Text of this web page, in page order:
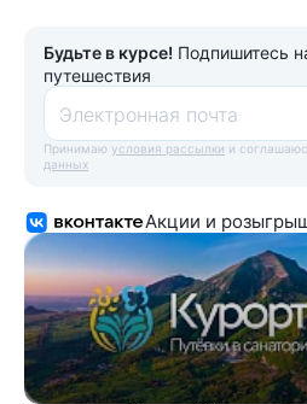
Будьте в курсе! Подпишитесь
путешествия
Электронная почта
Принимаю условия рассылки и
данных
Акции и